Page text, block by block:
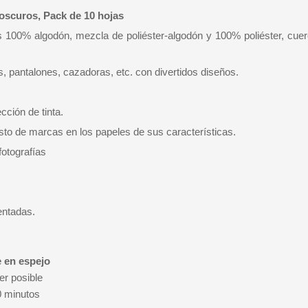
Pack de 10 hojas
algodón, mezcla de poliéster-algodón y 100% poliéster,
pantalones, cazadoras, etc. con divertidos diseños.
de tinta.
de marcas en los papeles de sus características.
en espejo
posible
minutos